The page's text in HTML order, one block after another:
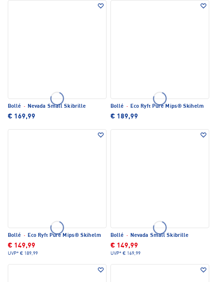
Bollé · Nevada Small Skibrille
€ 169,99
Bollé · Eco Ryft Pure Mips® Skihelm
€ 189,99
Bollé · Eco Ryft Pure Mips® Skihelm
€ 149,99
UVP* € 189,99
Bollé · Nevada Small Skibrille
€ 149,99
UVP* € 169,99